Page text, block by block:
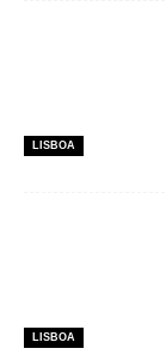
LISBOA
LISBOA